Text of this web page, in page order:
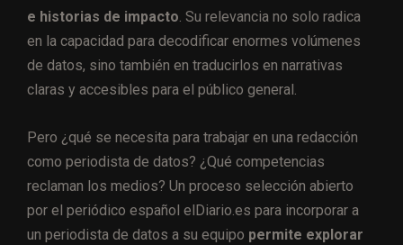
e historias de impacto. Su relevancia no solo radica
en la capacidad para decodificar enormes volúmenes
de datos, sino también en traducirlos en narrativas
claras y accesibles para el público general.
Pero ¿qué se necesita para trabajar en una redacción
como periodista de datos? ¿Qué competencias
reclaman los medios? Un proceso selección abierto
por el periódico español elDiario.es para incorporar a
un periodista de datos a su equipo permite explorar